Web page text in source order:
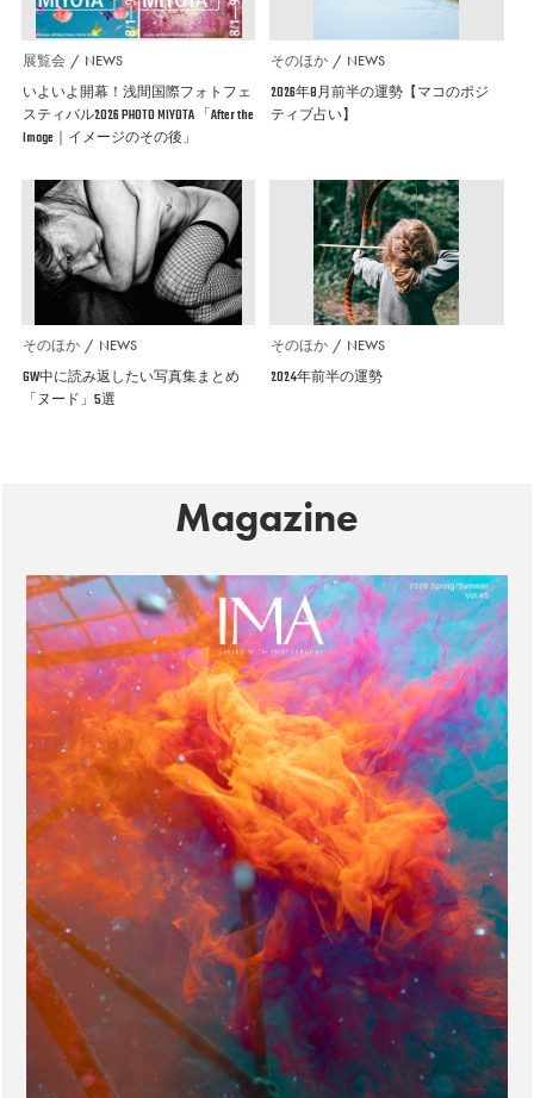
展覧会 NEWS
いよいよ開幕！浅間国際フォトフェ
スティバル2026 PHOTO MIYOTA 「After the
Image｜イメージのその後」
そのほか NEWS
2026年8月前半の運勢【マコのポジ
ティブ占い】
そのほか NEWS
GW中に読み返したい写真集まとめ
「ヌード」5選
そのほか NEWS
2024年前半の運勢
Magazine